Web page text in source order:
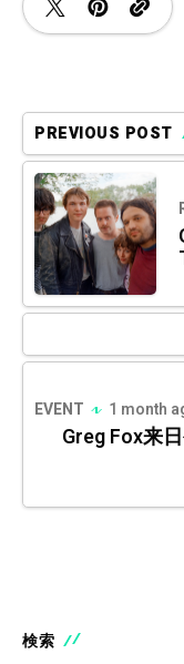
PREVIOUS POST
EVENT 1 month
Greg Fox来
検索